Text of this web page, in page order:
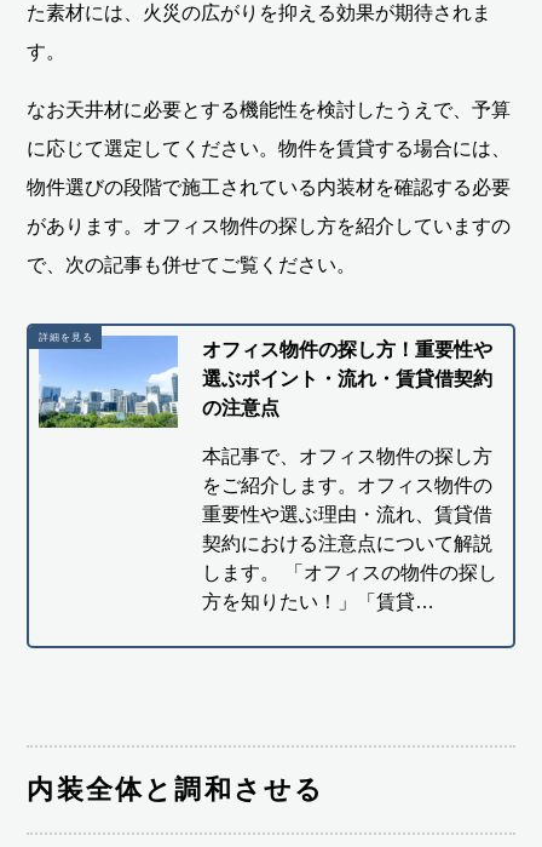
た素材には、火災の広がりを抑える効果が期待されま
す。
なお天井材に必要とする機能性を検討したうえで、予算
に応じて選定してください。物件を賃貸する場合には、
物件選びの段階で施工されている内装材を確認する必要
があります。オフィス物件の探し方を紹介していますの
で、次の記事も併せてご覧ください。
オフィス物件の探し方！重要性や
選ぶポイント・流れ・賃貸借契約
の注意点
本記事で、オフィス物件の探し方
をご紹介します。オフィス物件の
重要性や選ぶ理由・流れ、賃貸借
契約における注意点について解説
します。 「オフィスの物件の探し
方を知りたい！」「賃貸…
内装全体と調和させる